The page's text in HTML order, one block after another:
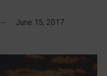
June 15, 2017